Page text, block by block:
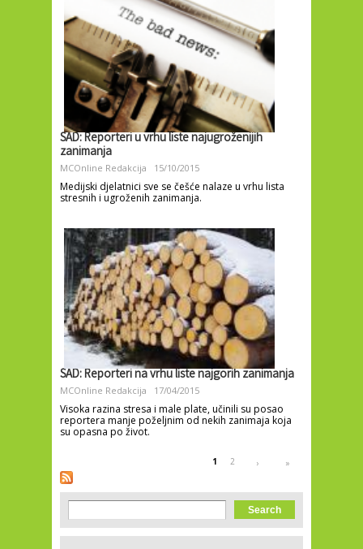
SAD: Reporteri u vrhu liste najugroženijih
zanimanja
MCOnline Redakcija 15/10/2015
Medijski djelatnici sve se češće nalaze u vrhu lista
stresnih i ugroženih zanimanja.
SAD: Reporteri na vrhu liste najgorih zanimanja
MCOnline Redakcija 17/04/2015
Visoka razina stresa i male plate, učinili su posao
reportera manje poželjnim od nekih zanimaja koja
su opasna po život.
Pages 1 2 › »
Search form
Search